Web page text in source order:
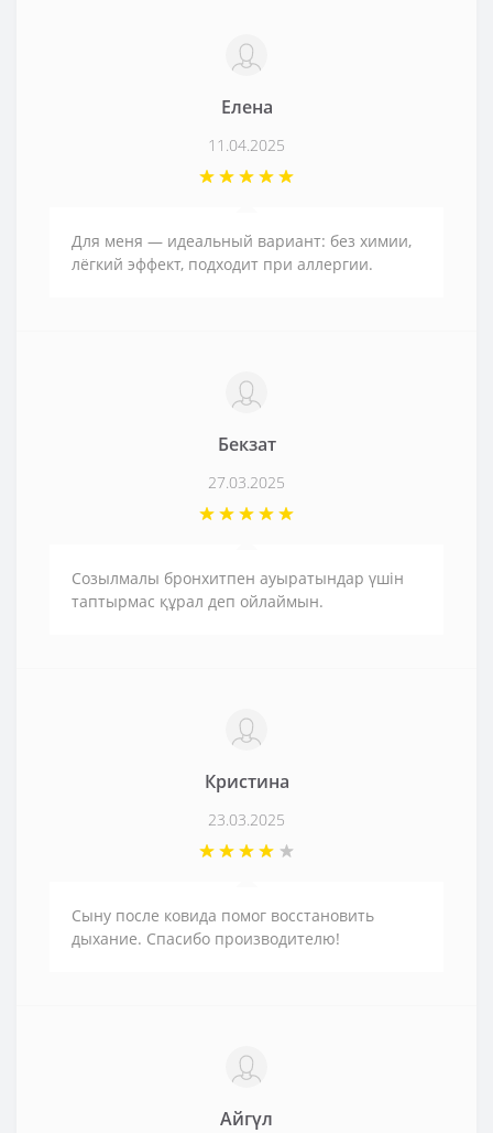
Елена
11.04.2025
Для меня — идеальный вариант: без химии,
лёгкий эффект, подходит при аллергии.
Бекзат
27.03.2025
Созылмалы бронхитпен ауыратындар үшін
таптырмас құрал деп ойлаймын.
Кристина
23.03.2025
Сыну после ковида помог восстановить
дыхание. Спасибо производителю!
Айгүл